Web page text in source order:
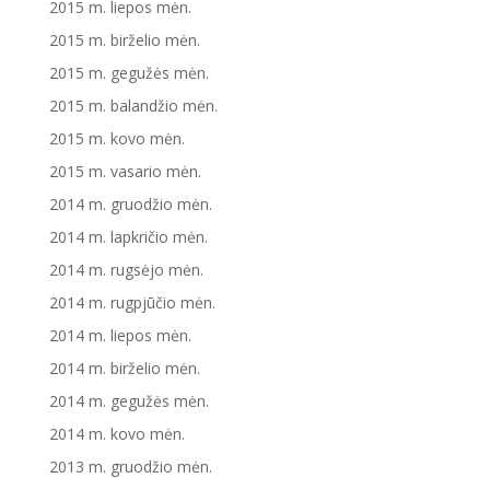
2015 m. liepos mėn.
2015 m. birželio mėn.
2015 m. gegužės mėn.
2015 m. balandžio mėn.
2015 m. kovo mėn.
2015 m. vasario mėn.
2014 m. gruodžio mėn.
2014 m. lapkričio mėn.
2014 m. rugsėjo mėn.
2014 m. rugpjūčio mėn.
2014 m. liepos mėn.
2014 m. birželio mėn.
2014 m. gegužės mėn.
2014 m. kovo mėn.
2013 m. gruodžio mėn.